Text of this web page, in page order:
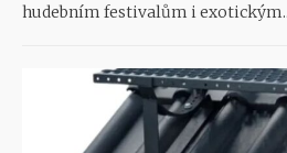
hudebním festivalům i